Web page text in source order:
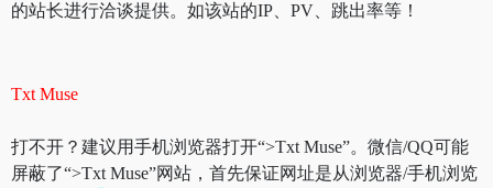
的站长进行洽谈提供。如该站的IP、PV、跳出率等！
Txt Muse
打不开？建议用手机浏览器打开“>Txt Muse”。微信/QQ可能
屏蔽了“>Txt Muse”网站，首先保证网址是从浏览器/手机浏览